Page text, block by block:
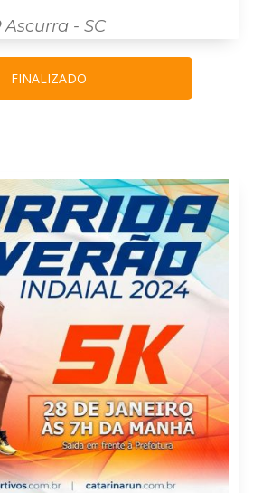
Ascurra - SC
FINALIZADO